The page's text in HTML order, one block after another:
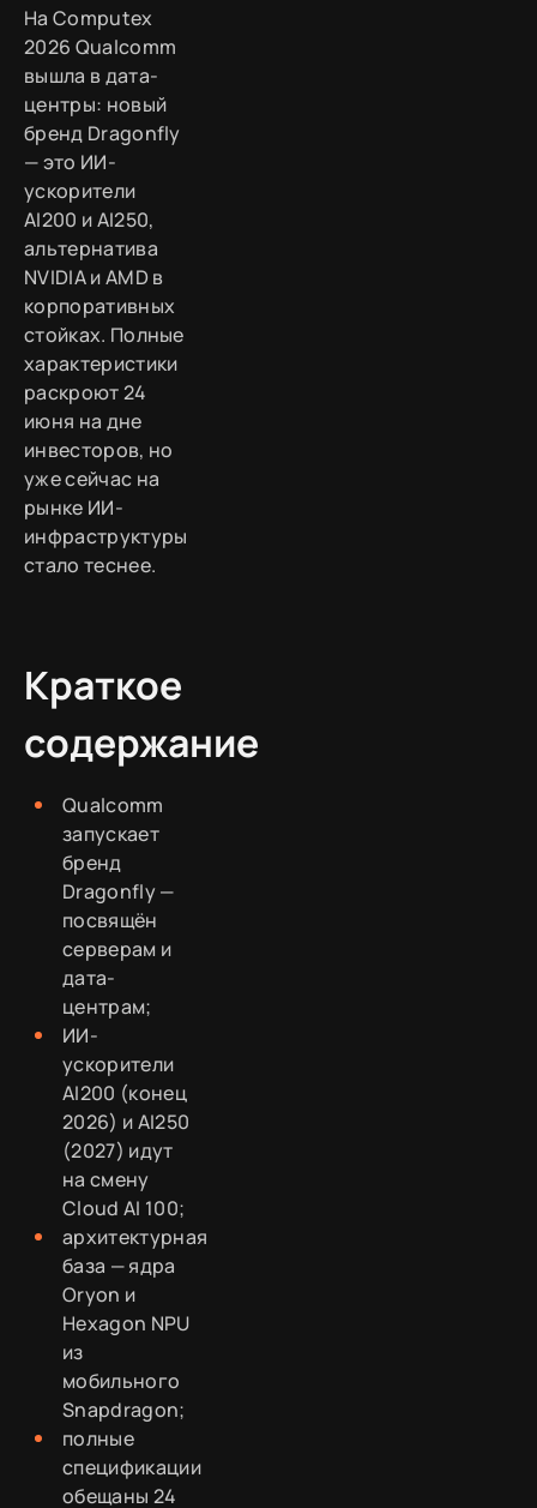
На Computex
2026 Qualcomm
вышла в дата-
центры: новый
бренд Dragonfly
— это ИИ-
ускорители
AI200 и AI250,
альтернатива
NVIDIA и AMD в
корпоративных
стойках. Полные
характеристики
раскроют 24
июня на дне
инвесторов, но
уже сейчас на
рынке ИИ-
инфраструктуры
стало теснее.
Краткое
содержание
Qualcomm
запускает
бренд
Dragonfly —
посвящён
серверам и
дата-
центрам;
ИИ-
ускорители
AI200 (конец
2026) и AI250
(2027) идут
на смену
Cloud AI 100;
архитектурная
база — ядра
Oryon и
Hexagon NPU
из
мобильного
Snapdragon;
полные
спецификации
обещаны 24